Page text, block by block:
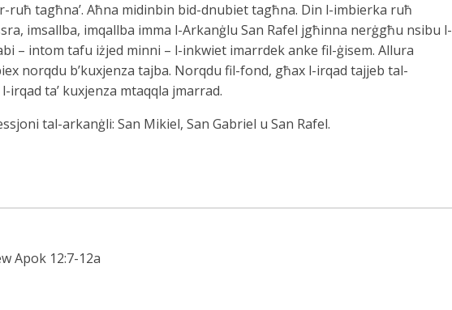
ruħ tagħna’. Aħna midinbin bid-dnubiet tagħna. Din l-imbierka ruħ
imsallba, imqallba imma l-Arkanġlu San Rafel jgħinna nerġgħu nsibu l-
– intom tafu iżjed minni – l-inkwiet imarrdek anke fil-ġisem. Allura
norqdu b’kuxjenza tajba. Norqdu fil-fond, għax l-irqad tajjeb tal-
irqad ta’ kuxjenza mtaqqla jmarrad.
tal-arkanġli: San Mikiel, San Gabriel u San Rafel.
Apok 12:7-12a